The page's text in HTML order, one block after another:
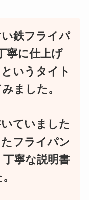
鉄フライパ
寧に仕上げ
いうタイト
ました。
ていました
フライパン
寧な説明書